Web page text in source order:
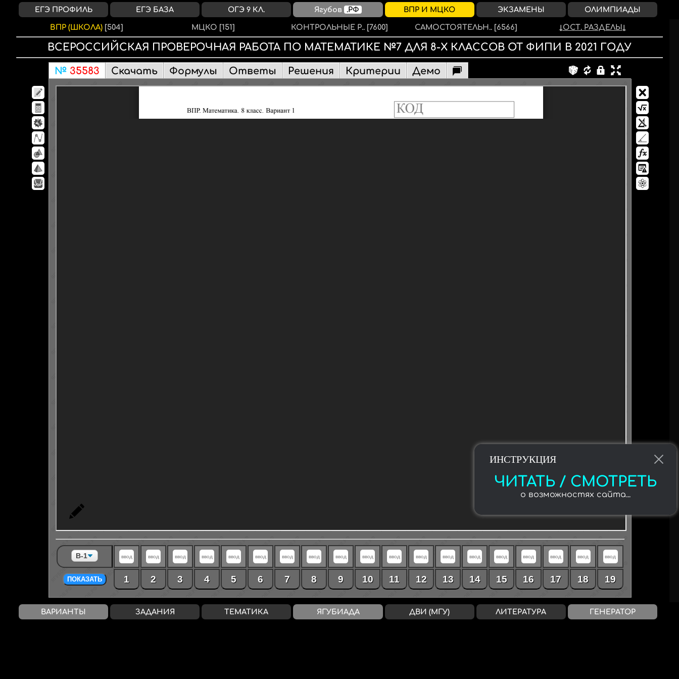
ИНСТРУКЦИЯ
ЧИТАТЬ / СМОТРЕТЬ
о возможностях сайта...
ВПР (ШКОЛА) [504] МЦКО [151] КОНТРОЛЬНЫЕ Р.. [7600] САМОСТОЯТЕЛЬН.. [6566] ОСТ. РАЗДЕЛЫ
ВСЕРОССИЙСКАЯ ПРОВЕРОЧНАЯ РАБОТА ПО МАТЕМАТИКЕ №7 ДЛЯ 8-Х КЛАССОВ ОТ ФИПИ В 2021 ГОДУ
№ 35583 Скачать Формулы Ответы Решения Критерии Демо
ПОКАЗАТЬ 1 2 3 4 5 6 7 8 9 10 11 12 13 14 15 16 17 18 19
Балл / Оценка 0-7 / «2» 8-14 / «3» 15-20 / «4» 21-25 / «5»
ЕГЭ ПРОФИЛЬ ЕГЭ БАЗА ОГЭ 9 КЛ. Ягубов .РФ ВПР И МЦКО ЭКЗАМЕНЫ ОЛИМПИАДЫ
ВАРИАНТЫ ЗАДАНИЯ ТЕМАТИКА ЯГУБИАДА ДВИ (МГУ) ЛИТЕРАТУРА ГЕНЕРАТОР